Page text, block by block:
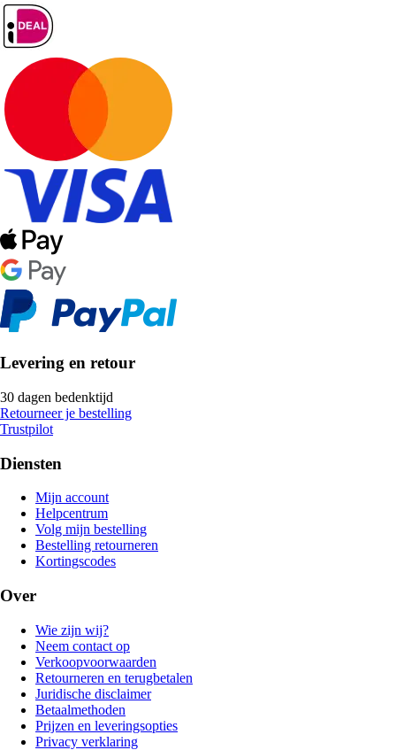
Levering en retour
30 dagen bedenktijd
Retourneer je bestelling
Trustpilot
Diensten
Mijn account
Helpcentrum
Volg mijn bestelling
Bestelling retourneren
Kortingscodes
Over
Wie zijn wij?
Neem contact op
Verkoopvoorwaarden
Retourneren en terugbetalen
Juridische disclaimer
Betaalmethoden
Prijzen en leveringsopties
Privacy verklaring